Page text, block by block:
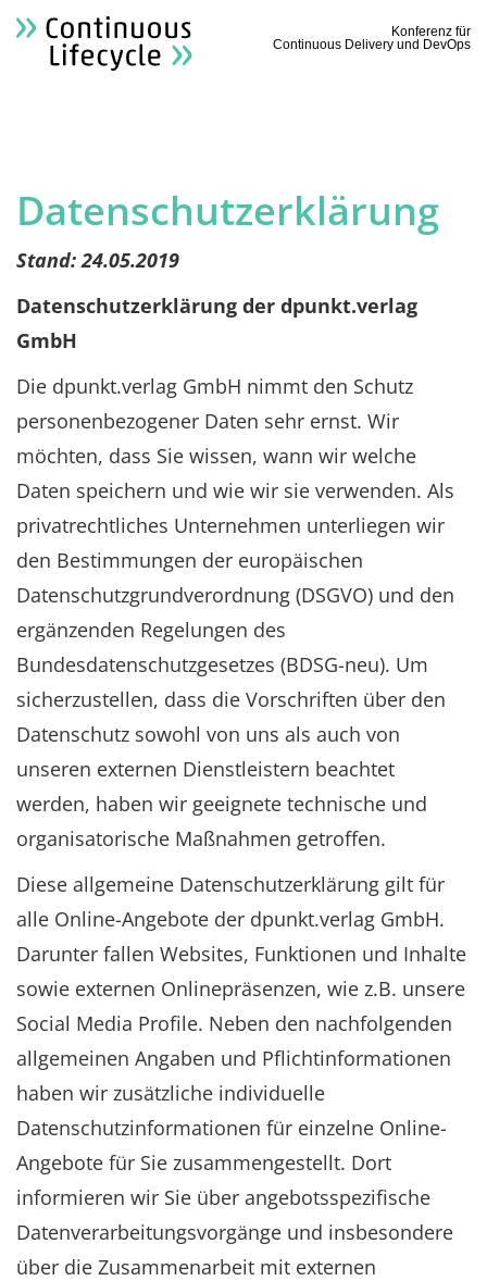
Konferenz für
Continuous Delivery und DevOps
Datenschutzerklärung
Stand: 24.05.2019
Datenschutzerklärung der dpunkt.verlag
GmbH
Die dpunkt.verlag GmbH nimmt den Schutz
personenbezogener Daten sehr ernst. Wir
möchten, dass Sie wissen, wann wir welche
Daten speichern und wie wir sie verwenden. Als
privatrechtliches Unternehmen unterliegen wir
den Bestimmungen der europäischen
Datenschutzgrundverordnung (DSGVO) und den
ergänzenden Regelungen des
Bundesdatenschutzgesetzes (BDSG-neu). Um
sicherzustellen, dass die Vorschriften über den
Datenschutz sowohl von uns als auch von
unseren externen Dienstleistern beachtet
werden, haben wir geeignete technische und
organisatorische Maßnahmen getroffen.
Diese allgemeine Datenschutzerklärung gilt für
alle Online-Angebote der dpunkt.verlag GmbH.
Darunter fallen Websites, Funktionen und Inhalte
sowie externen Onlinepräsenzen, wie z.B. unsere
Social Media Profile. Neben den nachfolgenden
allgemeinen Angaben und Pflichtinformationen
haben wir zusätzliche individuelle
Datenschutzinformationen für einzelne Online-
Angebote für Sie zusammengestellt. Dort
informieren wir Sie über angebotsspezifische
Datenverarbeitungsvorgänge und insbesondere
über die Zusammenarbeit mit externen